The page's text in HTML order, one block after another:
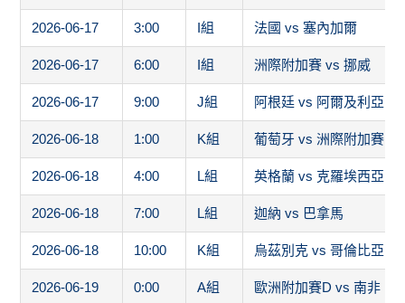
2026-06-17 3:00 I組 法國 vs 塞內加爾
2026-06-17 6:00 I組 洲際附加賽 vs 挪威
2026-06-17 9:00 J組 阿根廷 vs 阿爾及利亞
2026-06-18 1:00 K組 葡萄牙 vs 洲際附加賽1
2026-06-18 4:00 L組 英格蘭 vs 克羅埃西亞
2026-06-18 7:00 L組 迦納 vs 巴拿馬
2026-06-18 10:00 K組 烏茲別克 vs 哥倫比亞
2026-06-19 0:00 A組 歐洲附加賽D vs 南非